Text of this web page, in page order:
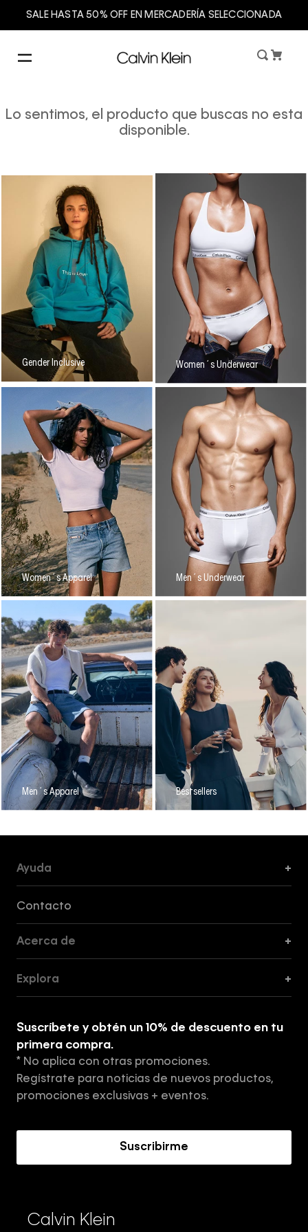
SALE HASTA 50% OFF EN MERCADERÍA SELECCIONADA
Lo sentimos, el producto que buscas no esta
disponible.
Gender Inclusive Women´s Underwear
Women´s Apparel Men´s Underwear
Men´s Apparel Bestsellers
Ayuda +
Contacto
Acerca de +
Tiendas
Aviso de privacidad
Términos y Condiciones
Explora +
Suscríbete y obtén un 10% de descuento en tu
primera compra.
* No aplica con otras promociones.
Regístrate para noticias de nuevos productos,
promociones exclusivas + eventos.
Suscribirme
Calvin Klein